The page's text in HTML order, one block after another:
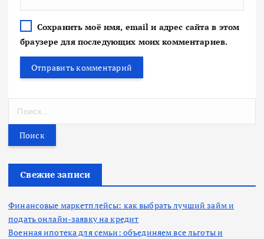
Сохранить моё имя, email и адрес сайта в этом
браузере для последующих моих комментариев.
т
Свежие записи
Финансовые маркетплейсы: как выбрать лучший займ и
подать онлайн-заявку на кредит
Военная ипотека для семьи: объединяем все льготы и